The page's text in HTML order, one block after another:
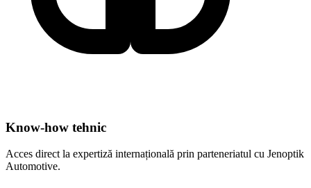
Know-how tehnic
Acces direct la expertiză internațională prin parteneriatul cu Jenoptik
Automotive.